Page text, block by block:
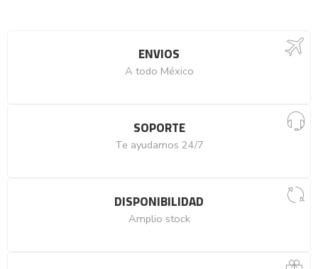
ENVIOS
A todo México
SOPORTE
Te ayudamos 24/7
DISPONIBILIDAD
Amplio stock